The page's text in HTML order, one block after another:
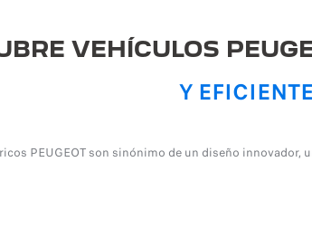
VEHÍCULOS
Y
PEUGEOT son sinónimo de un diseño